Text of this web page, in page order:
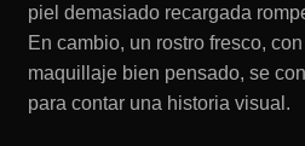
piel demasiado recargada
En cambio, un rostro fresco,
maquillaje bien pensado, se
para contar una historia visual.